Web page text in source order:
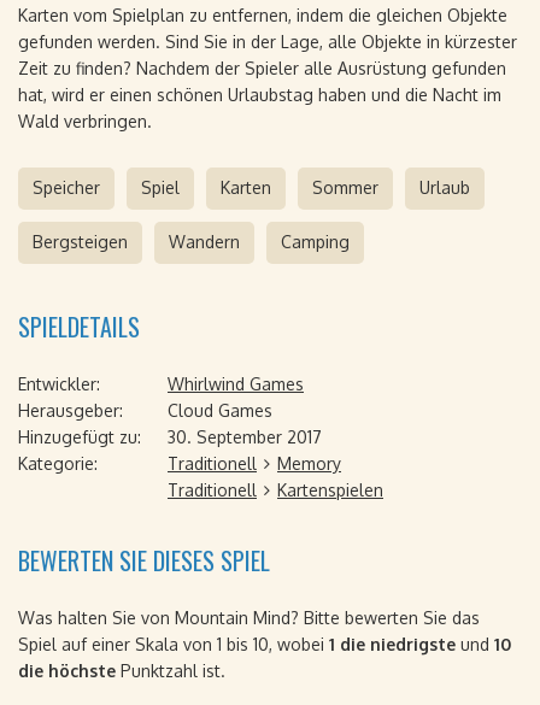
Karten vom Spielplan zu entfernen, indem die gleichen Objekte
gefunden werden. Sind Sie in der Lage, alle Objekte in kürzester
Zeit zu finden? Nachdem der Spieler alle Ausrüstung gefunden
hat, wird er einen schönen Urlaubstag haben und die Nacht im
Wald verbringen.
Speicher Spiel Karten Sommer Urlaub
Bergsteigen Wandern Camping
SPIELDETAILS
Entwickler:
Whirlwind Games
Herausgeber:
Cloud Games
Hinzugefügt zu:
30. September 2017
Kategorie:
Traditionell
Memory
Traditionell
Kartenspielen
BEWERTEN SIE DIESES SPIEL
Was halten Sie von Mountain Mind? Bitte bewerten Sie das
Spiel auf einer Skala von 1 bis 10, wobei 1 die niedrigste und 10
die höchste Punktzahl ist.